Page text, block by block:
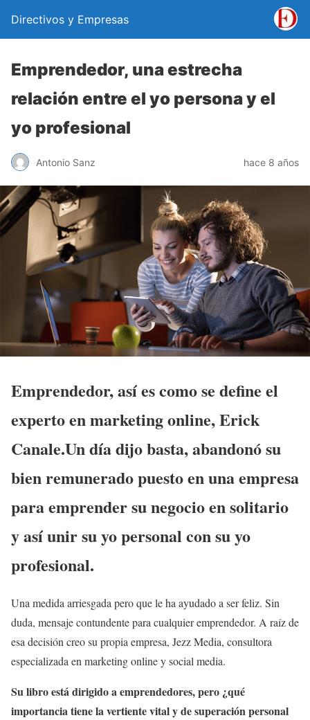
Directivos y Empresas
Emprendedor, una estrecha
relación entre el yo persona y el
yo profesional
Antonio Sanz hace 8 años
Emprendedor, así es como se define el
experto en marketing online, Erick
Canale.Un día dijo basta, abandonó su
bien remunerado puesto en una empresa
para emprender su negocio en solitario
y así unir su yo personal con su yo
profesional.
Una medida arriesgada pero que le ha ayudado a ser feliz. Sin
duda, mensaje contundente para cualquier emprendedor. A raíz de
esa decisión creo su propia empresa, Jezz Media, consultora
especializada en marketing online y social media.
Su libro está dirigido a emprendedores, pero ¿qué
importancia tiene la vertiente vital y de superación personal